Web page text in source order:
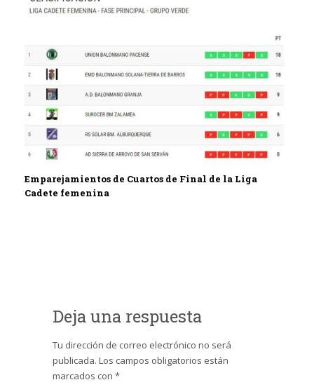
Emparejamientos de Cuartos de Final de la Liga
Cadete femenina
Deja una respuesta
Tu dirección de correo electrónico no será
publicada. Los campos obligatorios están
marcados con *